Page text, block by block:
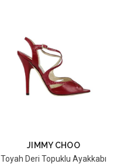
JIMMY CHOO
Toyah Deri Topuklu Ayakkabı